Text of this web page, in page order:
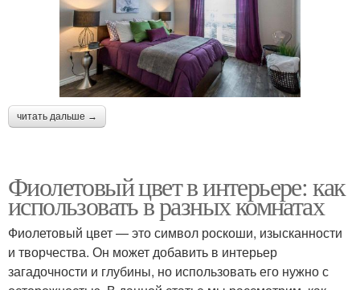
читать дальше →
Фиолетовый цвет в интерьере: как
использовать в разных комнатах
Фиолетовый цвет — это символ роскоши, изысканности
и творчества. Он может добавить в интерьер
загадочности и глубины, но использовать его нужно с